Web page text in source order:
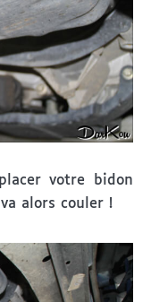
votre bidon
alors couler !